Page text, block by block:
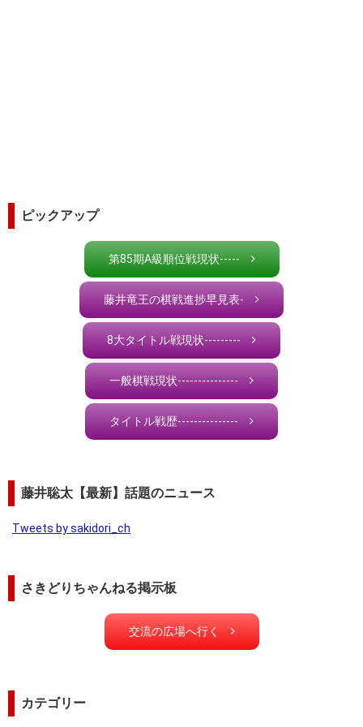
ピックアップ
第85期A級順位戦現状-----
藤井竜王の棋戦進捗早見表-
8大タイトル戦現状---------
一般棋戦現状---------------
タイトル戦歴---------------
藤井聡太【最新】話題のニュース
Tweets by sakidori_ch
さきどりちゃんねる掲示板
交流の広場へ行く
カテゴリー